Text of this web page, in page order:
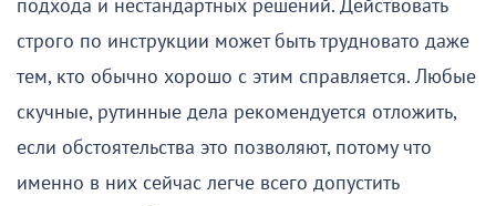
подхода и нестандартных решений. Действовать
строго по инструкции может быть трудновато даже
тем, кто обычно хорошо с этим справляется. Любые
скучные, рутинные дела рекомендуется отложить,
если обстоятельства это позволяют, потому что
именно в них сейчас легче всего допустить